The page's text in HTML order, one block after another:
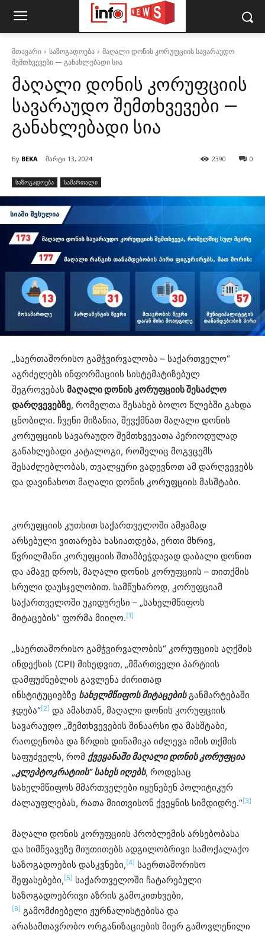
მთავარი საზოგადოება
მაღალი დონის კორუფციის სავარაუდო
შემთხვევები — განახლებადი სია
მაღალი დონის კორუფციის
სავარაუდო შემთხვევები —
განახლებადი სია
By BEKA მარტი 13, 2024 0
2390
საზოგადოება სამართალი
„საერთაშორისო გამჭვირვალობა – საქართველო“
აგრძელებს ინფორმაციის სისტემატიზებულ
შეგროვებას მაღალი დონის კორუფციის შესაძლო
დარღვევებზე, რომელთა შესახებ ბოლო წლებში გახდა
ცნობილი. ჩვენი მიზანია, შევქმნათ მაღალი დონის
კორუფციის სავარაუდო შემთხვევათა პერიოდულად
განახლებადი კატალოგი, რომელიც მოგვცემს
შესაძლებლობას, თვალყური ვადევნოთ ამ დარღვევებს
და დავინახოთ მაღალი დონის კორუფციის მასშტაბი.
კორუფციის კუთხით საქართველოში ამჟამად
არსებული ვითარება ხასიათდება, ერთი მხრივ,
წვრილმანი კორუფციის შთამბეჭდავად დაბალი დონით
და ამავე დროს, მაღალი დონის კორუფციის – თითქმის
სრული დაუსჯელობით. სამწუხაროდ, კორუფციამ
საქართველოში უკიდურესი – „სახელმწიფოს
მიტაცების“ ფორმა მიიღო.[1]
„საერთაშორისო გამჭვირვალობის“ კორუფციის აღქმის
ინდექსის (CPI) მიხედვით, „მმართველი პარტიის
დამფუძნებლის გავლენა ძირითად
ინსტიტუციებზე სახელმწიფოს მიტაცებისგანმარტებაში
ჯდება“[2] და ამასთან, მაღალი დონის კორუფციის
სავარაუდო „შემთხვევების შინაარსი და მასშტაბი,
რაოდენობა და ზრდის დინამიკა იძლევა იმის თქმის
საფუძველს, რომ ქვეყანაში მაღალი დონის კორუფცია
„კლეპტოკრატიის“ სახეს იღებს, როდესაც
სახელმწიფოს მმართველები იყენებენ პოლიტიკურ
ძალაუფლებას, რათა მიითვისონ ქვეყნის სიმდიდრე.“[3]
მაღალი დონის კორუფციის პრობლემის არსებობასა
და სიმწვავეზე მიუთითებს ადგილობრივი სამოქალაქო
საზოგადოების დასკვნები,[4] საერთაშორისო
შეფასებები,[5] საქართველოში ჩატარებული
საზოგადოებრივი აზრის გამოკითხვები,
[6] გამომძიებელი ჟურნალისტებისა და
არასამთავრობო ორგანიზაციების მიერ გამოვლენილი